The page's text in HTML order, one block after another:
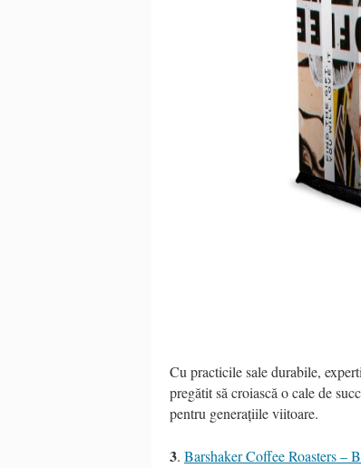
Cu practicile sale durabile,
pregătit să croiască o cale de
pentru generațiile viitoare.
3. Barshaker Coffee Roasters –